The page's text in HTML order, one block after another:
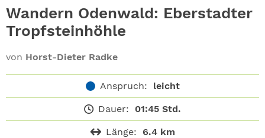
Wandern Odenwald: Eberstadter
Tropfsteinhöhle
von Horst-Dieter Radke
Anspruch: leicht
Dauer: 01:45 Std.
Länge: 6.4 km
GEWINNEN
NEWSLETTER
SHOP